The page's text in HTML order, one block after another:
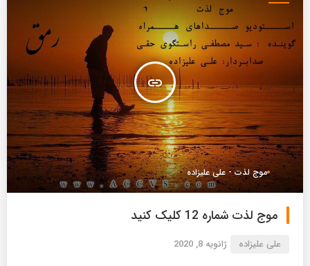
insert_link
موج لذت - علی علیزاده
موج لذت شماره 12 کلیک کنید
علی علیزاده ژانویه 8, 2020